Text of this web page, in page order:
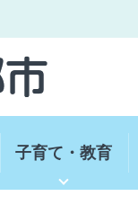
子育て・教育